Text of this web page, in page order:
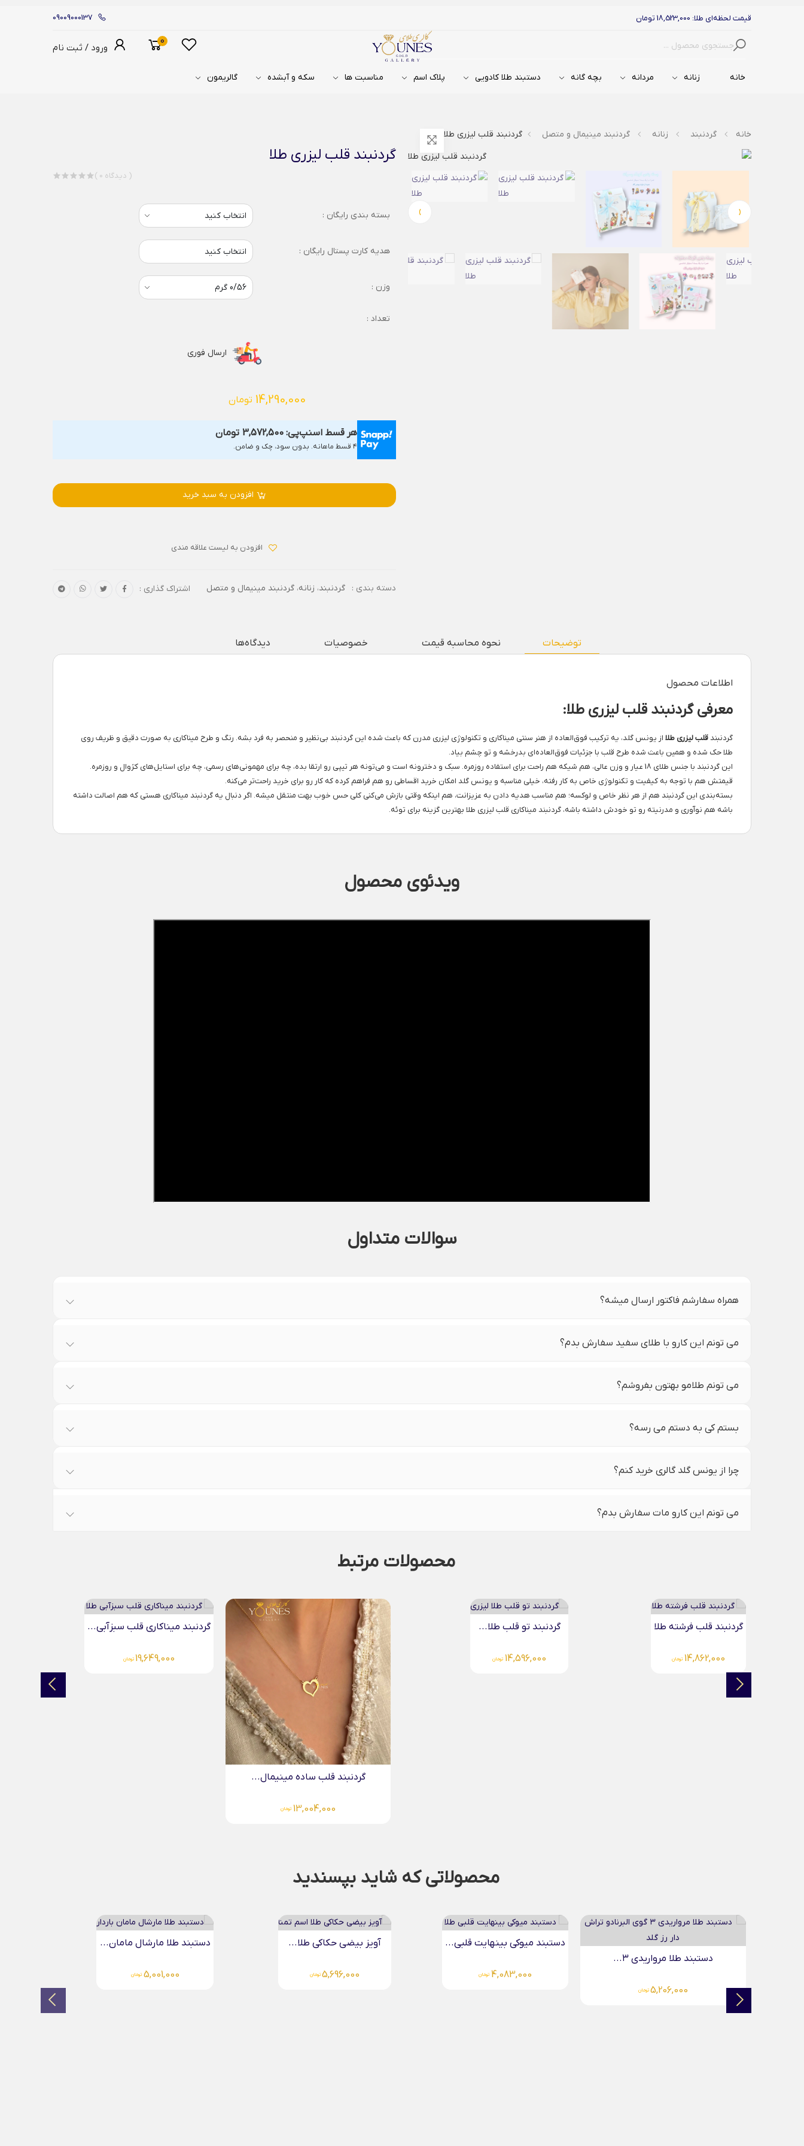
قیمت لحظه‌ای طلا: 18,523,000 تومان 09009000137
جستجو
ورود / ثبت نام
0
خانه زنانه مردانه بچه گانه دستبند طلا کادویی پلاک اسم مناسبت ها سکه و آبشده گالریمون
خانه گردنبند زنانه گردنبند مینیمال و متصل گردنبند قلب لیزری طلا
‹
›
گردنبند قلب لیزری طلا
( 0 دیدگاه )
بسته بندی رایگان :
هدیه کارت پستال رایگان : انتخاب کنید
وزن :
تعداد :
ارسال فوری
14,290,000 تومان
هر قسط اسنپ‌پی: 3,572,500 تومان
۴ قسط ماهانه. بدون سود، چک و ضامن.
افزودن به سبد خرید
افزودن به لیست علاقه مندی
دسته بندی : گردنبند، زنانه، گردنبند مینیمال و متصل اشتراک گذاری :
توضیحات نحوه محاسبه قیمت خصوصیات دیدگاه‌ها
اطلاعات محصول
معرفی گردنبند قلب لیزری طلا:
گردنبند قلب لیزری طلا از یونس گلد، یه ترکیب فوق‌العاده از هنر سنتی میناکاری و تکنولوژی لیزری مدرن که باعث شده این گردنبند بی‌نظیر و منحصر به فرد بشه. رنگ و طرح میناکاری به صورت دقیق و ظریف روی
طلا حک شده و همین باعث شده طرح قلب با جزئیات فوق‌العاده‌ای بدرخشه و تو چشم بیاد.
این گردنبند با جنس طلای 18 عیار و وزن عالی، هم شیکه هم راحت برای استفاده روزمره. سبک و دخترونه است و می‌تونه هر تیپی رو ارتقا بده، چه برای مهمونی‌های رسمی، چه برای استایل‌های کژوال و روزمره.
قیمتش هم با توجه به کیفیت و تکنولوژی خاص به کار رفته، خیلی مناسبه و یونس گلد امکان خرید اقساطی رو هم فراهم کرده که کار رو برای خرید راحت‌تر می‌کنه.
بسته‌بندی این گردنبند هم از هر نظر خاص و لوکسه؛ هم مناسب هدیه دادن به عزیزانت، هم اینکه وقتی بازش می‌کنی کلی حس خوب بهت منتقل میشه. اگر دنبال یه گردنبند میناکاری هستی که هم اصالت داشته
باشه هم نوآوری و مدرنیته رو تو خودش داشته باشه، گردنبند میناکاری قلب لیزری طلا بهترین گزینه برای توئه.
ویدئوی محصول
سوالات متداول
همراه سفارشم فاکتور ارسال میشه؟
می تونم این کارو با طلای سفید سفارش بدم؟
می تونم طلامو بهتون بفروشم؟
بستم کی به دستم می رسه؟
چرا از یونس گلد گالری خرید کنم؟
می تونم این کارو مات سفارش بدم؟
محصولات مرتبط
گردنبند تو قلب طلا...
14,596,000 تومان
گردنبند میناکاری قلب سبزآبی...
19,649,000
گردنبند میناکاری قلب مسی...
19,138,000 تومان
محصولاتی که شاید بپسندید
دستبند طلا مرواریدی ۳...
5,206,000 تومان
دستبند میوکی بینهایت قلبی...
4,083,000 تومان
آویز بیضی حکاکی طلا...
5,696,000 تومان
دستبند طلا مارشال مامان...
5,001,000 تومان